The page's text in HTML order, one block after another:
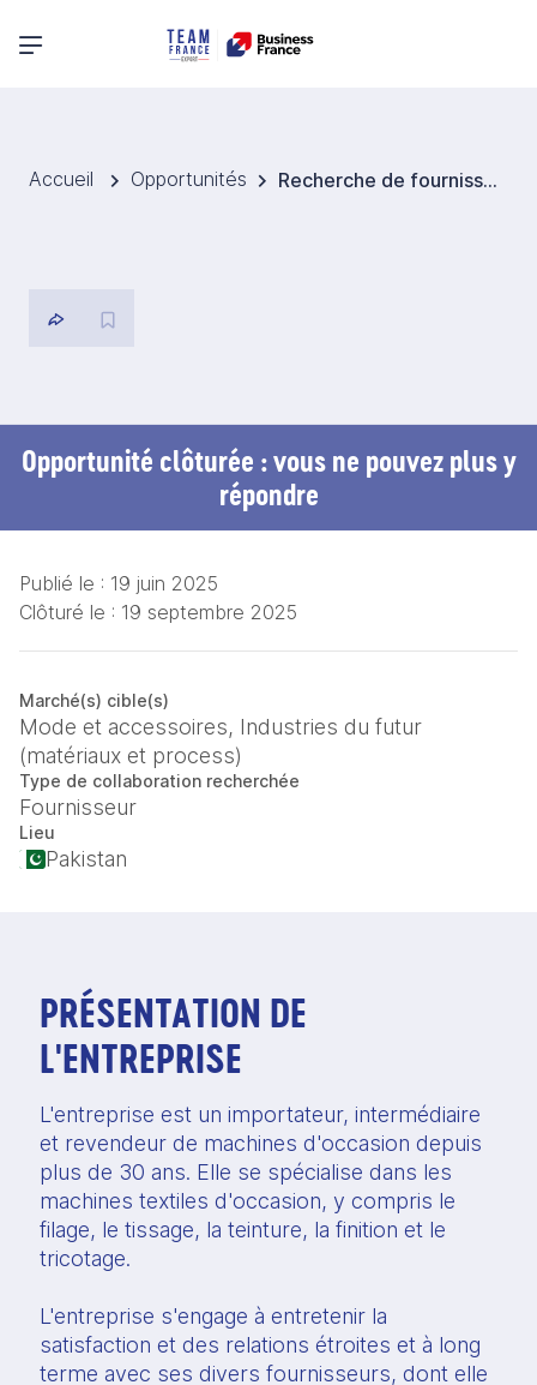
Menu principal
Accueil Opportunités Recherche de fournisseurs de machines textiles d'occasion pour le Pakistan
Opportunité clôturée : vous ne pouvez plus y
répondre
Publié le : 19 juin 2025
Clôturé le : 19 septembre 2025
Marché(s) cible(s)
Mode et accessoires, Industries du futur
(matériaux et process)
Type de collaboration recherchée
Fournisseur
Lieu
Pakistan
PRÉSENTATION DE
L'ENTREPRISE
L'entreprise est un importateur, intermédiaire
et revendeur de machines d'occasion depuis
plus de 30 ans. Elle se spécialise dans les
machines textiles d'occasion, y compris le
filage, le tissage, la teinture, la finition et le
tricotage.
L'entreprise s'engage à entretenir la
satisfaction et des relations étroites et à long
terme avec ses divers fournisseurs, dont elle